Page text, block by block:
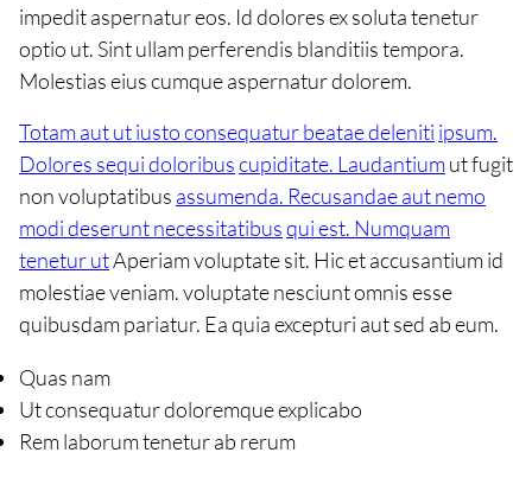
impedit aspernatur eos. Id dolores ex soluta tenetur
optio ut. Sint ullam perferendis blanditiis tempora.
Molestias eius cumque aspernatur dolorem.
Totam aut ut iusto consequatur beatae deleniti ipsum.
Dolores sequi doloribuscupiditate. Laudantiumut fugit
non voluptatibus assumenda. Recusandae aut nemo
modi deserunt necessitatibusqui est. Numquam
tenetur utAperiam voluptate sit. Hic et accusantium id
molestiae veniam. voluptate nesciunt omnis esse
quibusdam pariatur. Ea quia excepturi aut sed ab eum.
Quas nam
Ut consequatur doloremque explicabo
Rem laborum tenetur ab rerum